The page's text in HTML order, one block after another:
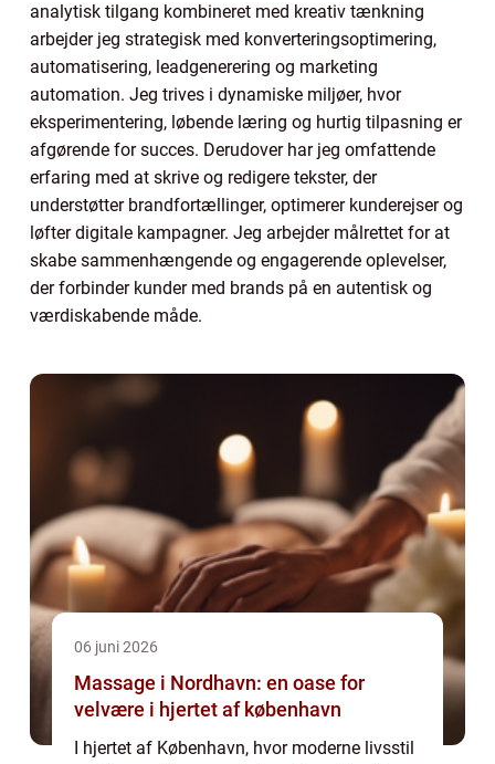
analytisk tilgang kombineret med kreativ tænkning
arbejder jeg strategisk med konverteringsoptimering,
automatisering, leadgenerering og marketing
automation. Jeg trives i dynamiske miljøer, hvor
eksperimentering, løbende læring og hurtig tilpasning er
afgørende for succes. Derudover har jeg omfattende
erfaring med at skrive og redigere tekster, der
understøtter brandfortællinger, optimerer kunderejser og
løfter digitale kampagner. Jeg arbejder målrettet for at
skabe sammenhængende og engagerende oplevelser,
der forbinder kunder med brands på en autentisk og
værdiskabende måde.
06 juni 2026
Massage i Nordhavn: en oase for
velvære i hjertet af københavn
I hjertet af København, hvor moderne livsstil